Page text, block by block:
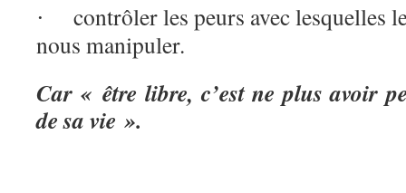
·
contrôler les peurs avec lesquelles
nous manipuler.
Car « être libre, c’est ne plus avoir
de sa vie ».